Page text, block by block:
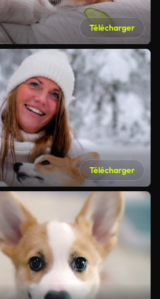
Télécharger
Télécharger